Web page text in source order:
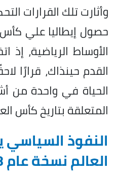
وأثارت تلك القرارات
حصول إيطاليا علي كأس
الأوساط الرياضية، إذ
القدم حينذاك، قرارًا
الحياة في واحدة من
المتعلقة بتاريخ كأس
النفوذ
العالم نسخة عام 1938